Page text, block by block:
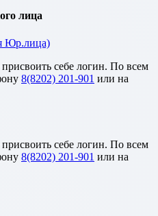
лица
Юр.лица)
себе логин. По всем
8(8202) 201-901 или на
себе логин. По всем
8(8202) 201-901 или на